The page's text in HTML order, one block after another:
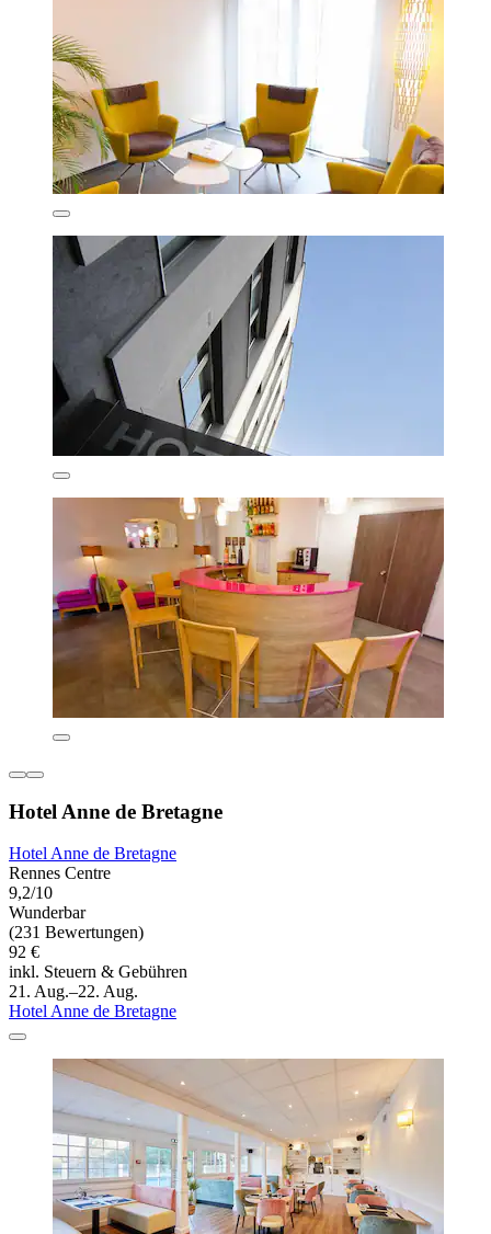
Hotel Anne de Bretagne
Hotel Anne de Bretagne
Rennes Centre
9,2/10
Wunderbar
(231 Bewertungen)
92 €
inkl. Steuern & Gebühren
21. Aug.–22. Aug.
Hotel Anne de Bretagne